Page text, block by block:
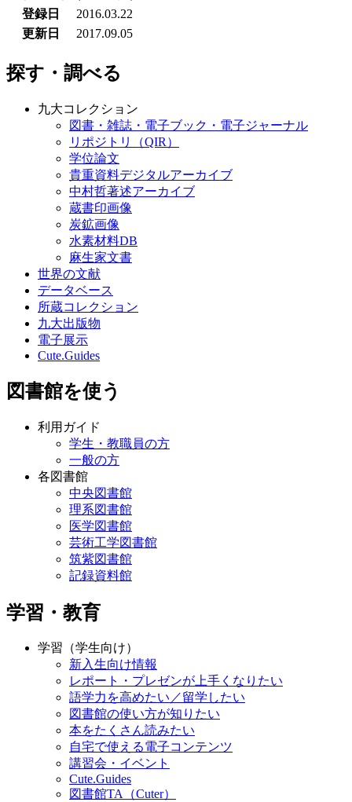
登録日
2016.03.22
更新日
2017.09.05
探す・調べる
九大コレクション
図書・雑誌・電子ブック・電子ジャーナル
リポジトリ（QIR）
学位論文
貴重資料デジタルアーカイブ
中村哲著述アーカイブ
蔵書印画像
炭鉱画像
水素材料DB
麻生家文書
世界の文献
データベース
所蔵コレクション
九大出版物
電子展示
Cute.Guides
図書館を使う
利用ガイド
学生・教職員の方
一般の方
各図書館
中央図書館
理系図書館
医学図書館
芸術工学図書館
筑紫図書館
記録資料館
学習・教育
学習（学生向け）
新入生向け情報
レポート・プレゼンが上手くなりたい
語学力を高めたい／留学したい
図書館の使い方が知りたい
本をたくさん読みたい
自宅で使える電子コンテンツ
講習会・イベント
Cute.Guides
図書館TA（Cuter）